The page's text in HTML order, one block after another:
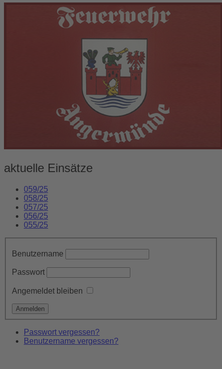
aktuelle Einsätze
059/25
058/25
057/25
056/25
055/25
Benutzername
Passwort
Angemeldet bleiben
Passwort vergessen?
Benutzername vergessen?